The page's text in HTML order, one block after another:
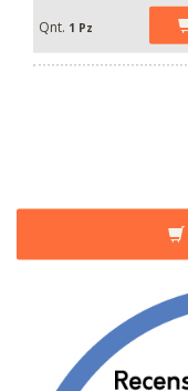
Qnt. 1 Pz